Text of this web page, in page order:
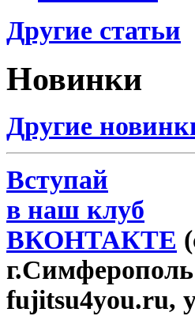
Другие статьи
Новинки
Другие
Вступай
в наш клуб
ВКОНТАКТЕ
г.Симферополь
fujitsu4you.ru,